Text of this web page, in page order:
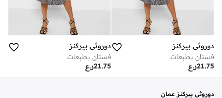
دوروثي بيركنز
فستان بطبعات
ر.ع21.75
دوروثي بيركنز
فستان بطبعات
ر.ع21.75
دوروثي بيركنز عمان